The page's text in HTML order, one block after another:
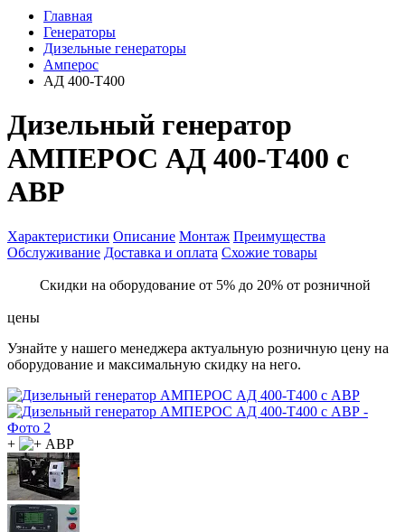
Главная
Генераторы
Дизельные генераторы
Амперос
АД 400-Т400
Дизельный генератор
АМПЕРОС АД 400-Т400 с
АВР
Характеристики Описание Монтаж Преимущества
Обслуживание Доставка и оплата Схожие товары
Скидки на оборудование от 5% до 20% от розничной
цены
Узнайте у нашего менеджера актуальную розничную цену на
оборудование и максимальную скидку на него.
+